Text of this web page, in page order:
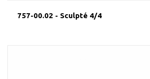
757-00.02 - Sculpté 4/4